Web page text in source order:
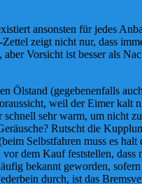
ansonsten für jedes
zeigt nicht nur, dass
Vorsicht ist besser als
Ölstand (gegebenenfalls
weil der Eimer kalt
sehr warm, um nicht
Rutscht die
Selbstfahren muss es
dem Kauf feststellen,
bekannt geworden,
durch, ist das